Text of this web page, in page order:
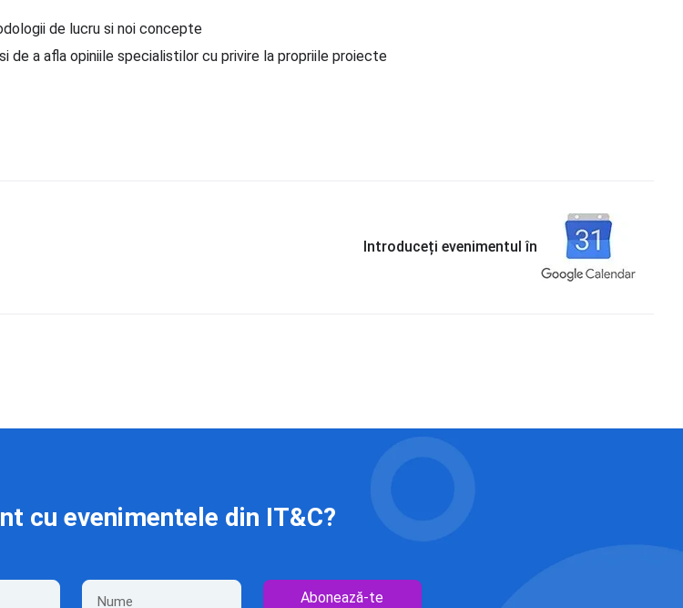
de lucru si noi concepte
de a afla opiniile specialistilor cu privire la propriile proiecte
Introduceți evenimentul în
cu evenimentele din IT&C?
Abonează-te